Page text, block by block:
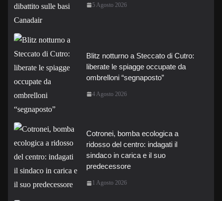
5 Agosto 2026
Blitz notturno a Steccato di Cutro:
liberate le spiagge occupate da
ombrelloni “segnaposto”
4 Agosto 2026
Cotronei, bomba ecologica a
ridosso del centro: indagati il
sindaco in carica e il suo
predecessore
1 Agosto 2026